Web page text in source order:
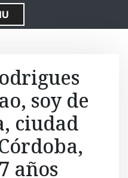
soy de
ciudad
años